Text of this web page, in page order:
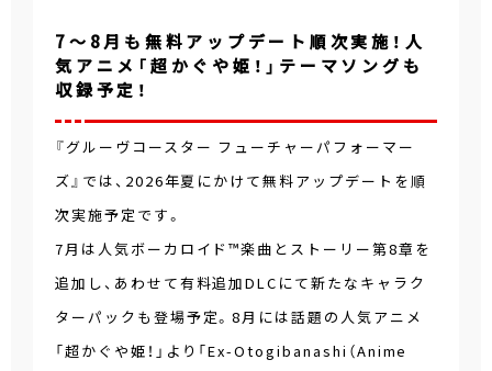
7～8月も無料アップデート順次実施！人
気アニメ「超かぐや姫！」テーマソングも
収録予定！
『グルーヴコースター フューチャーパフォーマー
ズ』では、2026年夏にかけて無料アップデートを順
次実施予定です。
7月は人気ボーカロイド™楽曲とストーリー第8章を
追加し、あわせて有料追加DLCにて新たなキャラク
ターパックも登場予定。8月には話題の人気アニメ
「超かぐや姫！」より「Ex-Otogibanashi（Anime